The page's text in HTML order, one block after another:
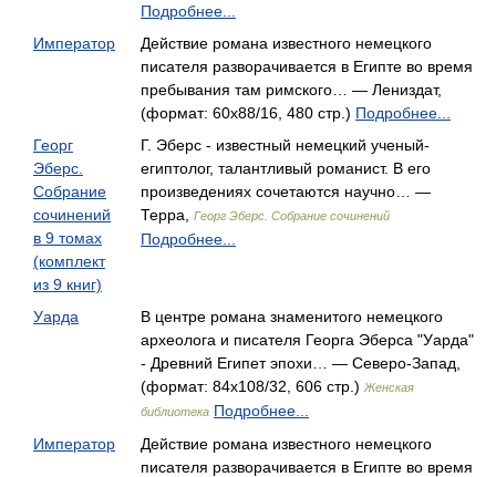
Подробнее...
Император
Действие романа известного немецкого
писателя разворачивается в Египте во время
пребывания там римского… — Лениздат,
(формат: 60x88/16, 480 стр.) Подробнее...
Георг
Эберс.
Собрание
сочинений
в 9 томах
(комплект
из 9 книг)
Г. Эберс - известный немецкий ученый-
египтолог, талантливый романист. В его
произведениях сочетаются научно… —
Терра,
Георг Эберс. Собрание сочинений
Подробнее...
Уарда
В центре романа знаменитого немецкого
археолога и писателя Георга Эберса "Уарда"
- Древний Египет эпохи… — Северо-Запад,
(формат: 84x108/32, 606 стр.) Женская
библиотека Подробнее...
Император
Действие романа известного немецкого
писателя разворачивается в Египте во время